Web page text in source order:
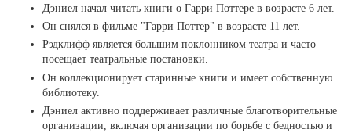
Дэниел начал читать книги о Гарри Поттере в возрасте 6 лет.
Он снялся в фильме "Гарри Поттер" в возрасте 11 лет.
Рэдклифф является большим поклонником театра и часто
посещает театральные постановки.
Он коллекционирует старинные книги и имеет собственную
библиотеку.
Дэниел активно поддерживает различные благотворительные
организации, включая организации по борьбе с бедностью и